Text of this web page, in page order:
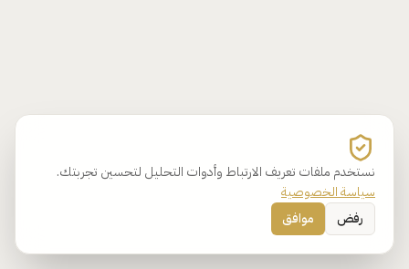
نستخدم ملفات تعريف الارتباط وأدوات التحليل لتحسين تجربتك.
سياسة الخصوصية
رفض
موافق